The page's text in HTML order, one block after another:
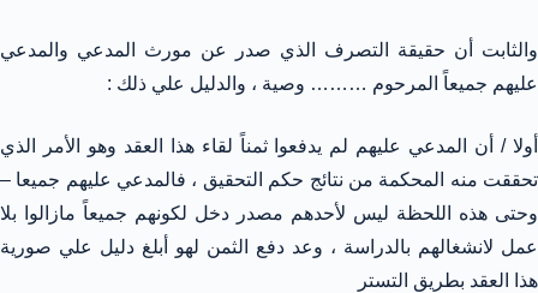
والثابت أن حقيقة التصرف الذي صدر عن مورث المدعي والمدعي
عليهم جميعاً المرحوم ……… وصية ، والدليل علي ذلك :
أولا / أن المدعي عليهم لم يدفعوا ثمناً لقاء هذا العقد وهو الأمر الذي
تحققت منه المحكمة من نتائج حكم التحقيق ، فالمدعي عليهم جميعا –
وحتى هذه اللحظة ليس لأحدهم مصدر دخل لكونهم جميعاً مازالوا بلا
عمل لانشغالهم بالدراسة ، وعد دفع الثمن لهو أبلغ دليل علي صورية
هذا العقد بطريق التستر